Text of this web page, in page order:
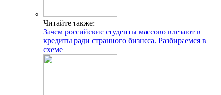
Читайте также:
Зачем российские студенты массово влезают в
кредиты ради странного бизнеса. Разбираемся в
схеме